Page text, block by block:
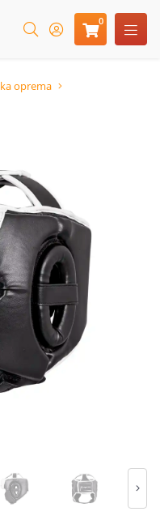
0
oprema